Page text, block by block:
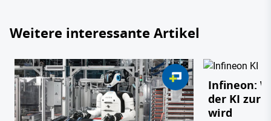
Weitere interessante Artikel
Infineon:
der KI zur
wird